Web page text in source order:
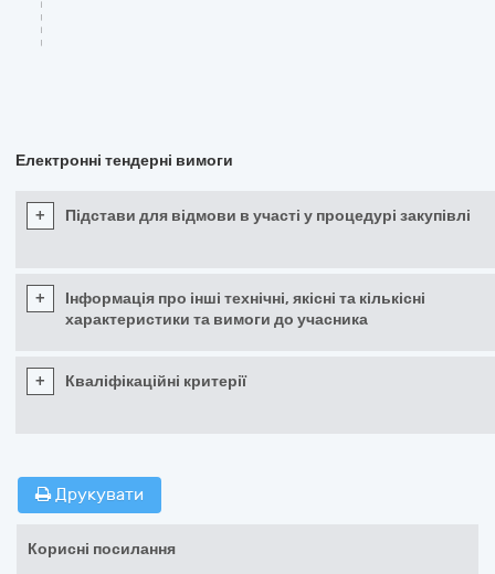
Електронні тендерні вимоги
+ Підстави для відмови в участі у процедурі закупівлі
+
Інформація про інші технічні, якісні та кількісні
характеристики та вимоги до учасника
+ Кваліфікаційні критерії
Друкувати
Корисні посилання